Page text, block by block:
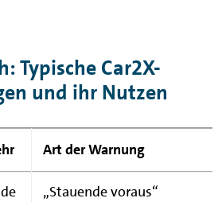
Typische Car2X-
und ihr Nutzen
Art der Warnung
„Stauende voraus“